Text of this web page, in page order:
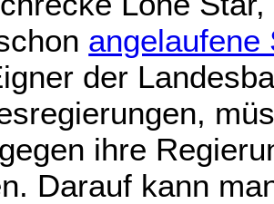
angelaufene
der
ihre
Darauf kann